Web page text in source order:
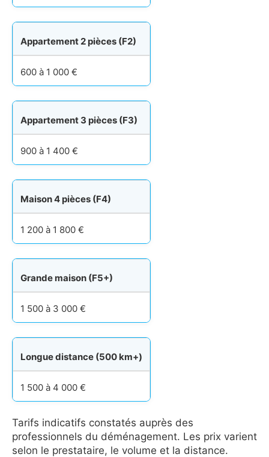
Appartement 2 pièces (F2)
600 à 1 000 €
Appartement 3 pièces (F3)
900 à 1 400 €
Maison 4 pièces (F4)
1 200 à 1 800 €
Grande maison (F5+)
1 500 à 3 000 €
Longue distance (500 km+)
1 500 à 4 000 €
Tarifs indicatifs constatés auprès des
professionnels du déménagement. Les prix varient
selon le prestataire, le volume et la distance.